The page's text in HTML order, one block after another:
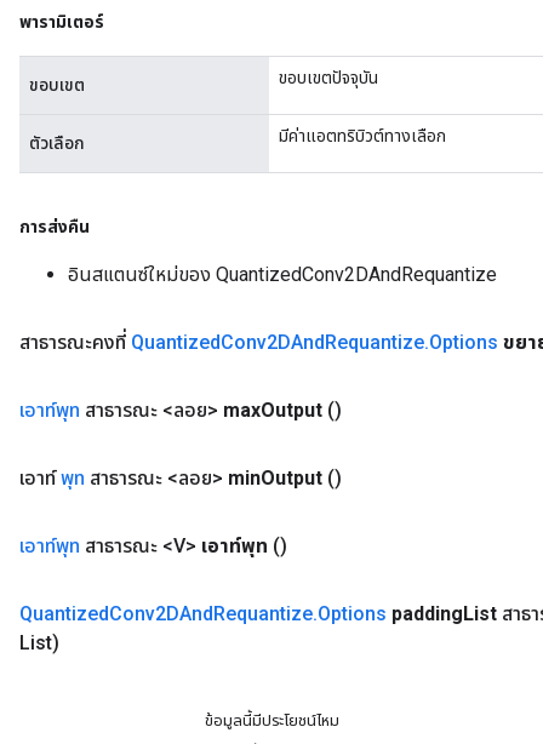
พารามิเตอร์
ขอบเขต ขอบเขตปัจจุบัน
ตัวเลือก มีค่าแอตทริบิวต์ทางเลือก
การส่งคืน
อินสแตนซ์ใหม่ของ QuantizedConv2DAndRequantize
สาธารณะคงที่ QuantizedConv2DAndRequantize.Options ขยา
เอาท์พุท สาธารณะ <ลอย> maxOutput ()
เอาท์พุท สาธารณะ <ลอย> minOutput ()
เอาท์พุท สาธารณะ <V> เอาท์พุท ()
QuantizedConv2DAndRequantize.Options paddingList สาธ
List)
ข้อมูลนี้มีประโยชน์ไหม